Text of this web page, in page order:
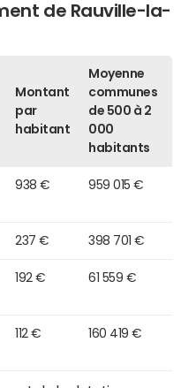
de Rauville-la-
Montant
par
habitant
Moyenne
communes
de 500 à 2
000
habitants
938 € 959 015 €
237 € 398 701 €
192 € 61 559 €
112 € 160 419 €